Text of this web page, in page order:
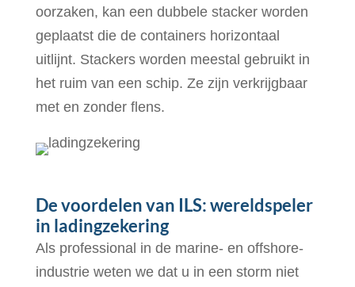
oorzaken, kan een dubbele stacker worden
geplaatst die de containers horizontaal
uitlijnt. Stackers worden meestal gebruikt in
het ruim van een schip. Ze zijn verkrijgbaar
met en zonder flens.
De voordelen van ILS: wereldspeler
in ladingzekering
Als professional in de marine- en offshore-
industrie weten we dat u in een storm niet